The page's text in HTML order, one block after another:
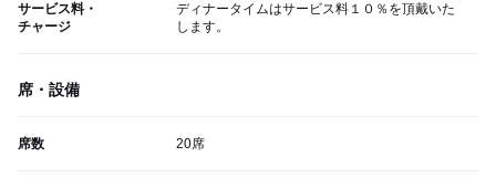
サービス料・
チャージ
ディナータイムはサービス料１０％を頂戴いた
します。
席・設備
席数 20席